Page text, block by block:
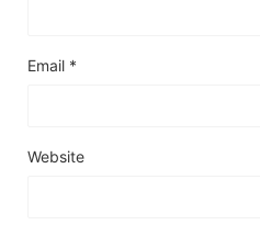
Email *
Website